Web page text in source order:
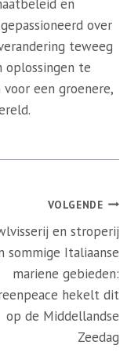
en
over
teweeg
oplossingen te
een groenere,
VOLGENDE
en stroperij
sommige Italiaanse
mariene gebieden:
hekelt dit
op de Middellandse
Zeedag